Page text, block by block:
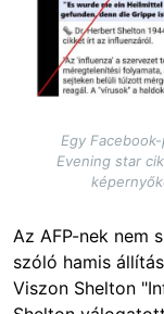
Egy
Evening star
Az AFP-nek nem
szóló hamis
Viszon Shelton